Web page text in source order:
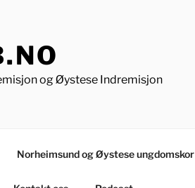
og Øystese Indremisjon
Norheimsund og Øystese ungdomskor